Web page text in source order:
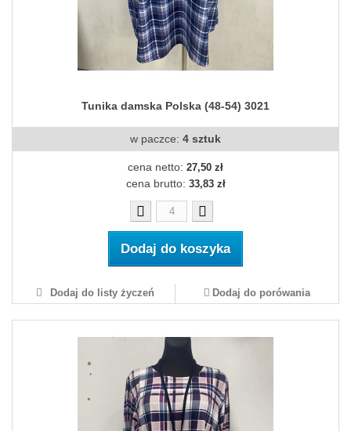
Tunika damska Polska (48-54) 3021
w paczce: 4 sztuk
cena netto: 27,50 zł
cena brutto: 33,83 zł
Dodaj do koszyka
Dodaj do listy życzeń Dodaj do porówania